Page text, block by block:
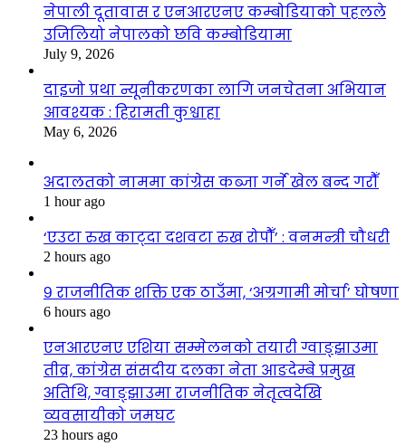
नेपाली दूतावास र एनआरएनए कम्बोडियाको पहलले
उजिलियो नेपालको छवि कम्बोडियामा
July 9, 2026
दाइजो प्रथा न्यूनीकरणका लागि जनचेतना अभियान
आवश्यक : हिरामती कुश्वाहा
May 6, 2026
अदालतको नाममा कांग्रेस कब्जा गर्ने खेल बन्द गरौँ
1 hour ago
‘एउटा रुख काट्दा दशवटा रुख रोपौँ’ : वनमन्त्री चौधरी
2 hours ago
९ राजनीतिक शक्ति एक ठाउँमा, ‘अग्रगामी मोर्चा’ घोषणा
6 hours ago
एनआरएनए एशिया सम्मेलनको तयारी ग्वाङ्झाउमा
तीव्र, कांग्रेस संसदीय दलका नेता आङदेम्बे प्रमुख
अतिथि, ग्वाङ्झाउमा राजनीतिक नेतृत्वदेखि
व्यवसायीको जमघट
23 hours ago